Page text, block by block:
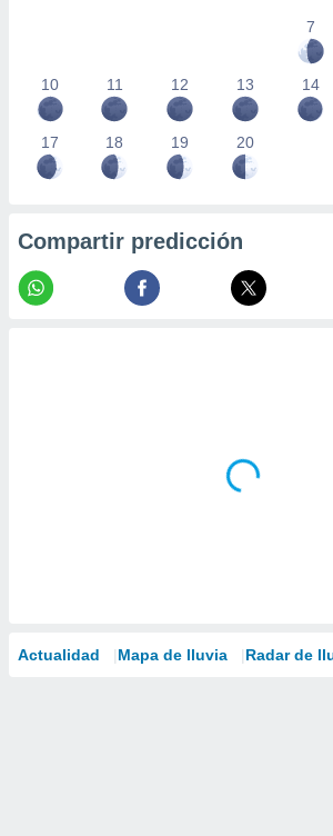
7
10 11 12 13 14
17 18 19 20
Compartir predicción
Actualidad Mapa de lluvia Radar de